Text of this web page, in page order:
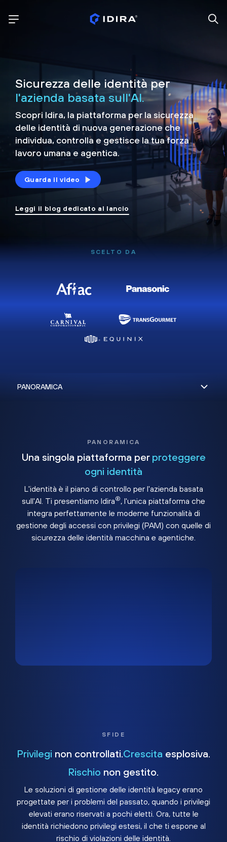
Sicurezza delle identità per
l'azienda basata sull'AI.
Scopri Idira, la piattaforma per la sicurezza
delle identità di nuova generazione che
individua, controlla e gestisce la tua forza
lavoro umana e agentica.
Guarda il video
Leggi il blog dedicato al lancio
SCELTO DA
PANORAMICA
Una singola piattaforma per proteggere
ogni identità
L'identità è il piano di controllo per l'azienda basata
sull'AI. Ti presentiamo Idira®, l'unica piattaforma che
integra perfettamente le moderne funzionalità di
gestione degli accessi con privilegi (PAM) con quelle di
sicurezza delle identità macchina e agentiche.
SFIDE
Privilegi non controllati. Crescita esplosiva.
Rischio non gestito.
Le soluzioni di gestione delle identità legacy erano
progettate per i problemi del passato, quando i privilegi
elevati erano riservati a pochi eletti. Ora, tutte le
identità richiedono privilegi estesi, il che ti espone al
rischio di violazioni delle identità.